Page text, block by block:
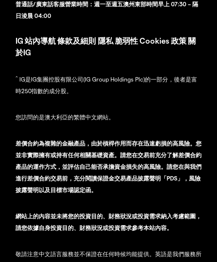
普通話/廣東話客服營業時間：週一至週五澳州東部時間早上 07:30 – 隔
日淩晨 04:00
IG 站內導航條款及細則 隱私 脆弱性Cookies 政策 關
於IG
^ IG是IG集團控股有限公司(IG Group Holdings Plc)的一部分，後者是富
時250指數的成分股。
您訪問的是澳大利亞的繁體中文網站。
差價合約為複雜的金融產品，由於槓桿作用而存在迅速虧損的高風險。您
並非實際擁有或持有任何相關基礎資產。請您在交易前充分了解差價合約
產品的運作方式，並評估自己能否承擔資金損失的高風險。請您在與我們
進行差價合約交易前，充分閱讀保證金交易產品披露聲明「PDS」，風險
披露聲明以及目標市場認定函。
網站上的內容並未將您的投資目的、財務狀況或投資需求納入考慮範圍，
請您依據自身投資目的、財務狀況或投資需求參考本站內容。
敬請注意中文語言服務並不保證在任何時候均能提供。英語是我們服務所